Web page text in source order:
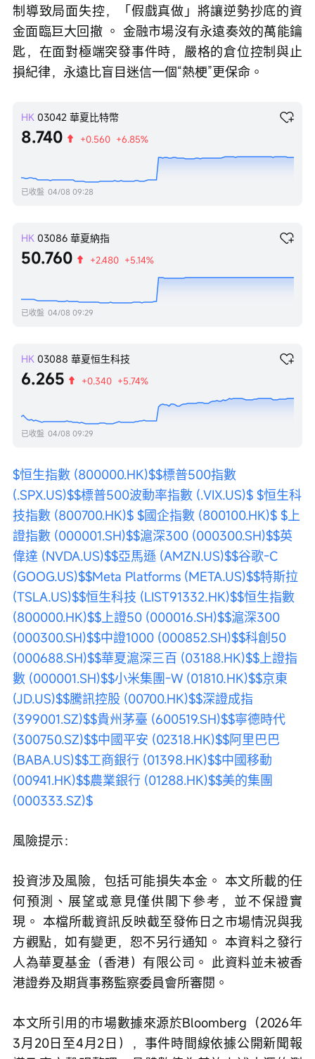
制導致局面失控，「假戲真做」將讓逆勢抄底的資
金面臨巨大回撤 。 金融市場沒有永遠奏效的萬能鑰
匙，在面對極端突發事件時，嚴格的倉位控制與止
損紀律，永遠比盲目迷信一個“熱梗”更保命。
HK 03042 華夏比特幣
8.740 +0.560 +6.85%
已收盤 04/08 09:28
HK 03086 華夏納指
50.760 +2.480 +5.14%
已收盤 04/08 09:29
HK 03088 華夏恒生科技
6.265 +0.340 +5.74%
已收盤 04/08 09:29
$恒生指數 (800000.HK)$$標普500指數
(.SPX.US)$$標普500波動率指數 (.VIX.US)$ $恒生科
技指數 (800700.HK)$ $國企指數 (800100.HK)$ $上
證指數 (000001.SH)$$滬深300 (000300.SH)$$英
偉達 (NVDA.US)$$亞馬遜 (AMZN.US)$$谷歌-C
(GOOG.US)$$Meta Platforms (META.US)$$特斯拉
(TSLA.US)$$恒生科技 (LIST91332.HK)$$恒生指數
(800000.HK)$$上證50 (000016.SH)$$滬深300
(000300.SH)$$中證1000 (000852.SH)$$科創50
(000688.SH)$$華夏滬深三百 (03188.HK)$$上證指
數 (000001.SH)$$小米集團-W (01810.HK)$$京東
(JD.US)$$騰訊控股 (00700.HK)$$深證成指
(399001.SZ)$$貴州茅臺 (600519.SH)$$寧德時代
(300750.SZ)$$中國平安 (02318.HK)$$阿里巴巴
(BABA.US)$$工商銀行 (01398.HK)$$中國移動
(00941.HK)$$農業銀行 (01288.HK)$$美的集團
(000333.SZ)$
風險提示：
投資涉及風險，包括可能損失本金。 本文所載的任
何預測、展望或意見僅供閣下參考，並不保證實
現。 本檔所載資訊反映截至發佈日之市場情況與我
方觀點，如有變更，恕不另行通知。 本資料之發行
人為華夏基金（香港）有限公司。 此資料並未被香
港證券及期貨事務監察委員會所審閱。
本文所引用的市場數據來源於Bloomberg（2026年
3月20日至4月2日），事件時間線依據公開新聞報